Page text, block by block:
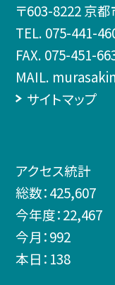
〒603-8222 京
TEL. 075-441-
FAX. 075-451-
MAIL.
サイトマップ
アクセス統計
総数：425,607
今年度：22,467
今月：992
本日： 138